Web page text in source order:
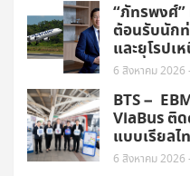
“ภัทรพงศ์
ต้อนรับนัก
และยุโรปเ
6 สิงหาคม 2026
BTS –
ViaBus ติ
แบบเรียลไ
6 สิงหาคม 2026